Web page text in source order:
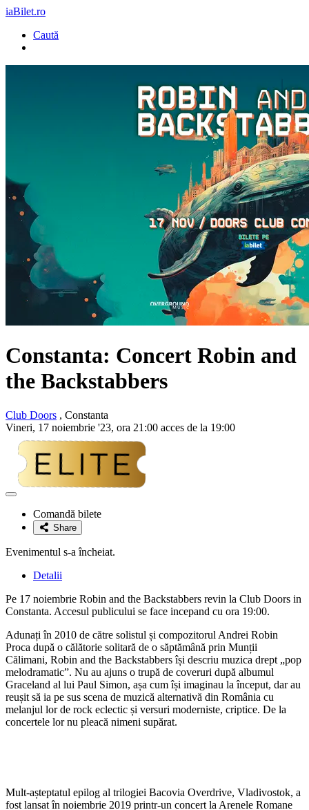
iaBilet.ro
Caută
Constanta: Concert Robin and
the Backstabbers
Club Doors , Constanta
Vineri, 17 noiembrie '23, ora 21:00 acces de la 19:00
Adaugă
favoriteComandă bilete
Share
Evenimentul s-a încheiat.
Detalii
Pe 17 noiembrie Robin and the Backstabbers revin la Club Doors in
Constanta. Accesul publicului se face incepand cu ora 19:00.
Adunați în 2010 de către solistul și compozitorul Andrei Robin
Proca după o călătorie solitară de o săptămână prin Munții
Călimani, Robin and the Backstabbersîși descriu muzica drept „pop
melodramatic”. Nu au ajuns o trupă de coveruri după albumul
Graceland al lui Paul Simon, așa cum își imaginau la început, dar au
reușit să ia pe sus scena de muzică alternativă din România cu
melanjul lor de rock eclectic și versuri moderniste, criptice. De la
concertele lor nu pleacă nimeni supărat.
Mult-așteptatul epilog al trilogiei Bacovia Overdrive, Vladivostok, a
fost lansat în noiembrie 2019 printr-un concert la Arenele Romane